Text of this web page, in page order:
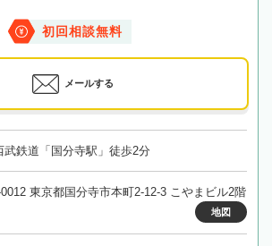
初回相談無料
メールする
武鉄道「国分寺駅」徒歩2分
東京都国分寺市本町2-12-3 こやまビル2階
地図